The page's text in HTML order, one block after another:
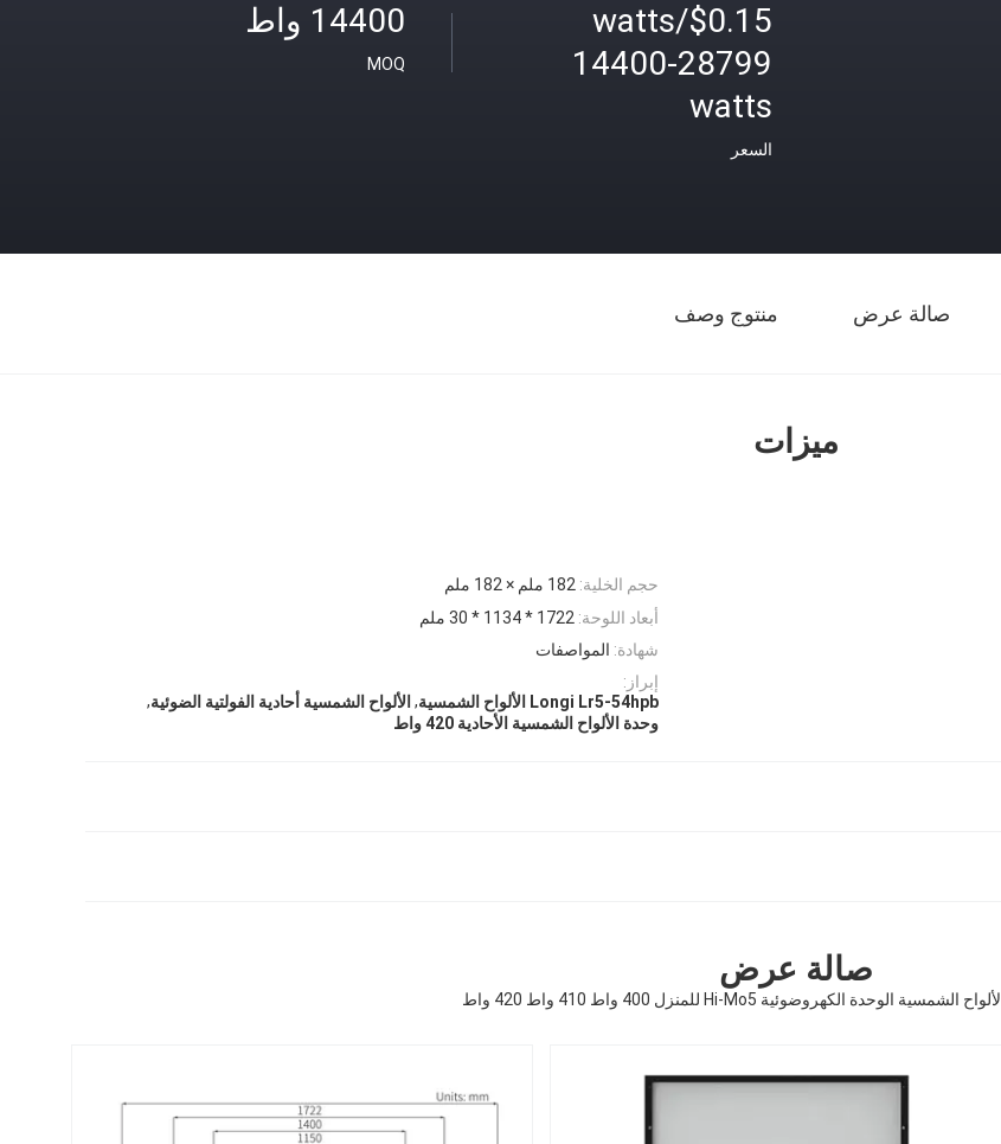
14400 واط
MOQ
$0.15/watts
14400-28799
watts
السعر
صالة عرض منتوج وصف
ميزات
حجم الخلية: 182 ملم × 182 ملم
أبعاد اللوحة: 1722 * 1134 * 30 ملم
شهادة: المواصفات
إبراز:
Longi Lr5-54hpb الألواح الشمسية
, الألواح الشمسية أحادية الفولتية الضوئية,
وحدة الألواح الشمسية الأحادية 420 واط
صالة عرض